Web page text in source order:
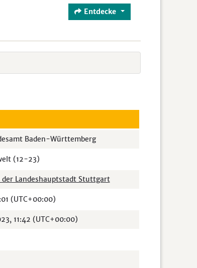
Entdecke
Baden-Württemberg
(12-23)
Landeshauptstadt Stuttgart
(UTC+00:00)
11:42 (UTC+00:00)